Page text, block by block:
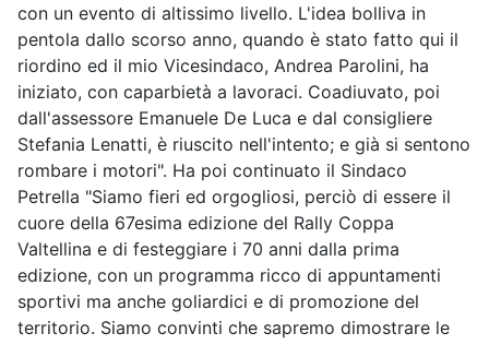
con un evento di altissimo livello. L'idea bolliva in
pentola dallo scorso anno, quando è stato fatto qui il
riordino ed il mio Vicesindaco, Andrea Parolini, ha
iniziato, con caparbietà a lavoraci. Coadiuvato, poi
dall'assessore Emanuele De Luca e dal consigliere
Stefania Lenatti, è riuscito nell'intento; e già si sentono
rombare i motori". Ha poi continuato il Sindaco
Petrella "Siamo fieri ed orgogliosi, perciò di essere il
cuore della 67esima edizione del Rally Coppa
Valtellina e di festeggiare i 70 anni dalla prima
edizione, con un programma ricco di appuntamenti
sportivi ma anche goliardici e di promozione del
territorio. Siamo convinti che sapremo dimostrare le